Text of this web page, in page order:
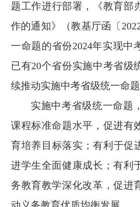
题工作进行部署，《教育部
作的通知》（教基厅函〔
一命题的省份2024年实现中
已有20个省份实施中考省级
续推动实施中考省级统一命题
实施中考省级统一命题
课程标准命题水平，促进有
育培养目标落实；有利于促
进学生全面健康成长；有利
务教育教学深化改革，促进